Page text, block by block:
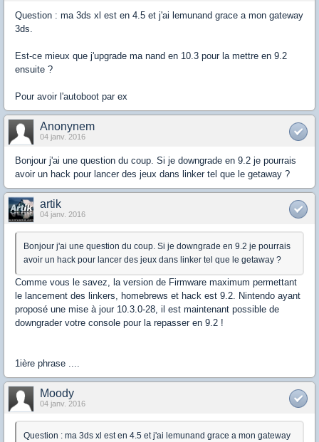
Question : ma 3ds xl est en 4.5 et j'ai lemunand grace a mon gateway
3ds.
Est-ce mieux que j'upgrade ma nand en 10.3 pour la mettre en 9.2
ensuite ?
Pour avoir l'autoboot par ex
Anonynem
04 janv. 2016
Bonjour j'ai une question du coup. Si je downgrade en 9.2 je pourrais
avoir un hack pour lancer des jeux dans linker tel que le getaway ?
artik
04 janv. 2016
Bonjour j'ai une question du coup. Si je downgrade en 9.2 je pourrais
avoir un hack pour lancer des jeux dans linker tel que le getaway ?
Comme vous le savez, la version de Firmware maximum permettant
le lancement des linkers, homebrews et hack est 9.2. Nintendo ayant
proposé une mise à jour 10.3.0-28, il est maintenant possible de
downgrader votre console pour la repasser en 9.2 !
1ière phrase ....
Moody
04 janv. 2016
Question : ma 3ds xl est en 4.5 et j'ai lemunand grace a mon gateway